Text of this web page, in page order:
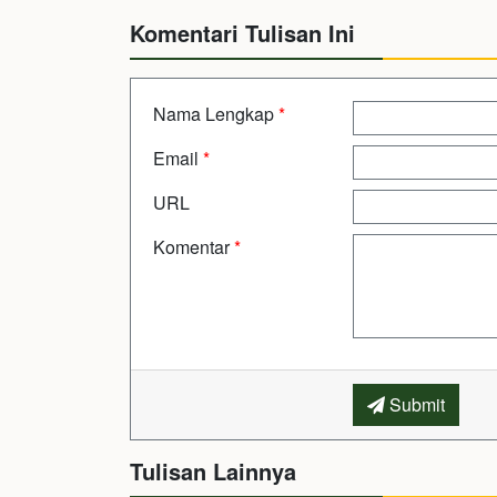
Komentari Tulisan Ini
Nama Lengkap*
Email *
URL
Komentar*
Submit
Tulisan Lainnya